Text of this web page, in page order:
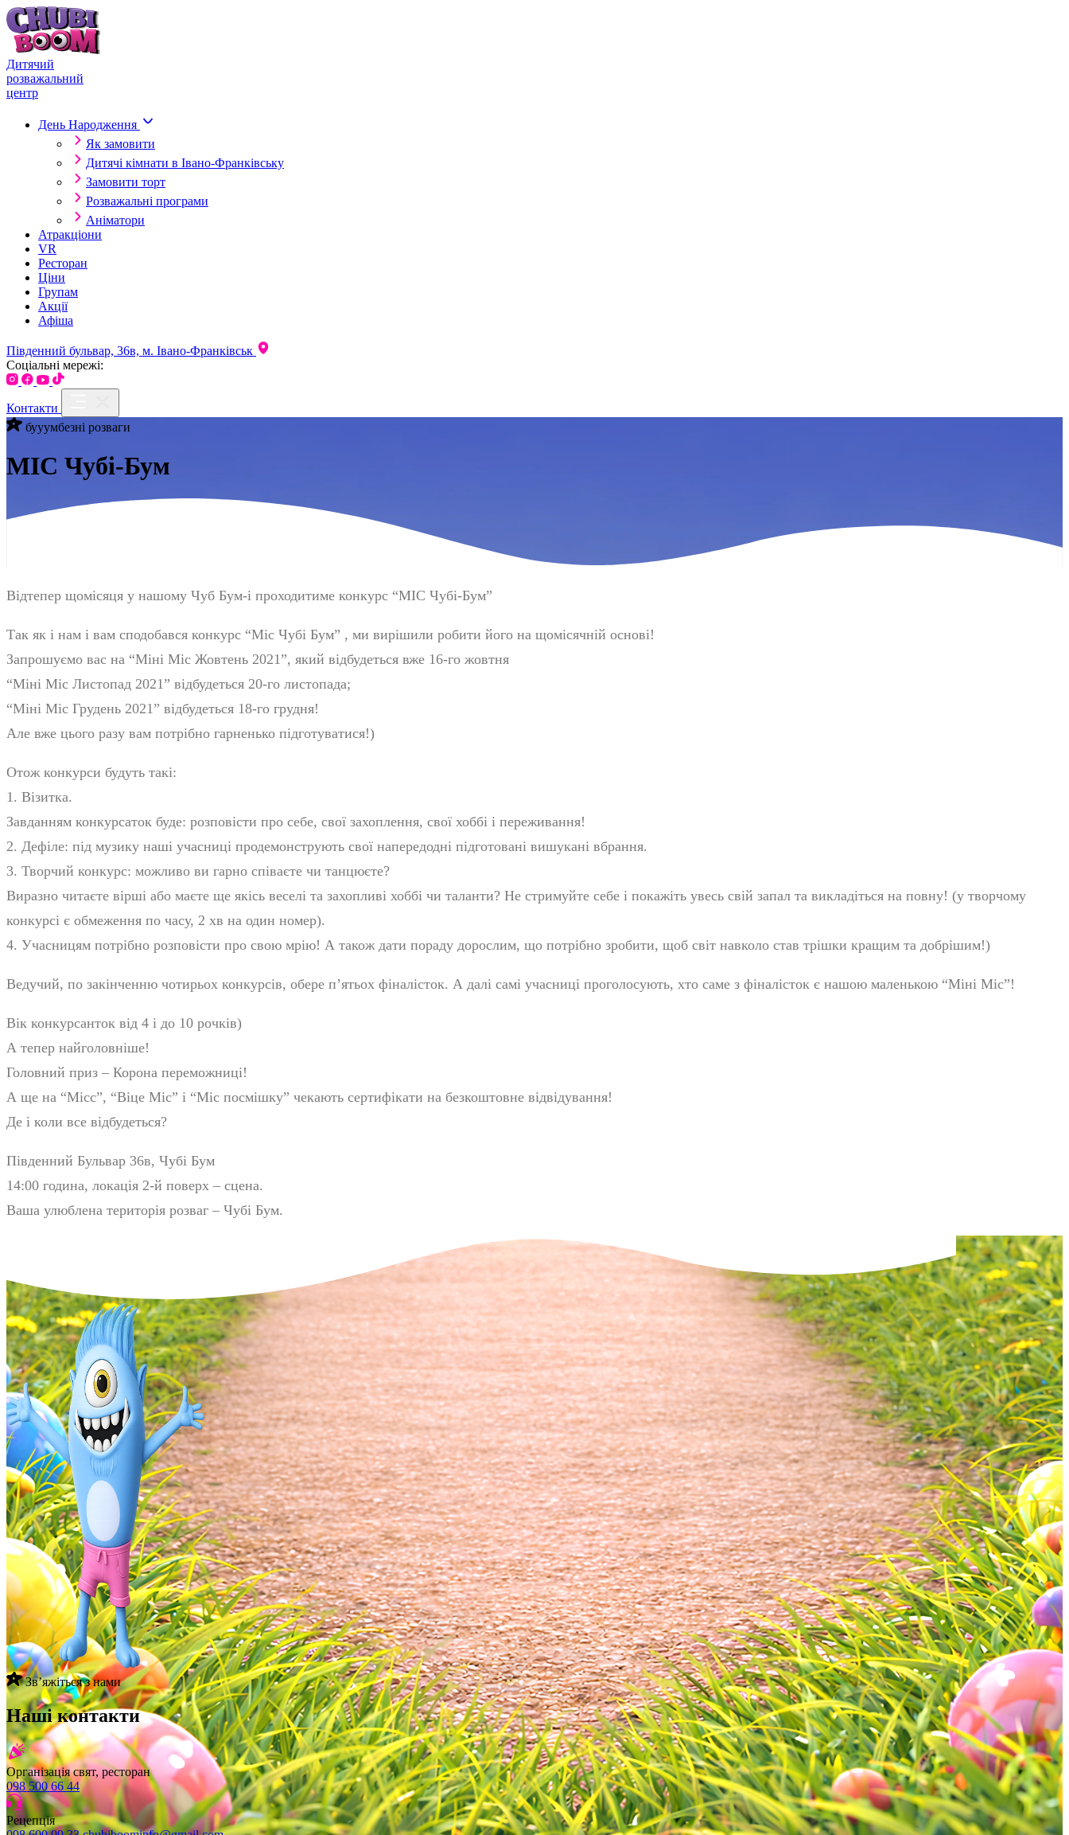
Skip to content
Дитячий
розважальний
центр
День Народження
Як замовити
Дитячі кімнати в Івано-Франківську
Замовити торт
Розважальні програми
Аніматори
Атракціони
VR
Ресторан
Ціни
Групам
Акції
Афіша
Південний бульвар, 36в, м. Івано-Франківськ
Соціальні мережі:
Контакти
бууумбезні розваги
МІС Чубі-Бум
Відтепер щомісяця у нашому Чуб Бум-і проходитиме конкурс “МІС Чубі-Бум”
Так як і нам і вам сподобався конкурс “Міс Чубі Бум” , ми вирішили робити його на щомісячній основі!
Запрошуємо вас на “Міні Міс Жовтень 2021”, який відбудеться вже 16-го жовтня
“Міні Міс Листопад 2021” відбудеться 20-го листопада;
“Міні Міс Грудень 2021” відбудеться 18-го грудня!
Але вже цього разу вам потрібно гарненько підготуватися!)
Отож конкурси будуть такі:
1. Візитка.
Завданням конкурсаток буде: розповісти про себе, свої захоплення, свої хоббі і переживання!
2. Дефіле: під музику наші учасниці продемонструють свої напередодні підготовані вишукані вбрання.
3. Творчий конкурс: можливо ви гарно співаєте чи танцюєте?
Виразно читаєте вірші або маєте ще якісь веселі та захопливі хоббі чи таланти? Не стримуйте себе і покажіть увесь свій запал та викладіться на повну! (у творчому
конкурсі є обмеження по часу, 2 хв на один номер).
4. Учасницям потрібно розповісти про свою мрію! А також дати пораду дорослим, що потрібно зробити, щоб світ навколо став трішки кращим та добрішим!)
Ведучий, по закінченню чотирьох конкурсів, обере п’ятьох фіналісток. А далі самі учасниці проголосують, хто саме з фіналісток є нашою маленькою “Міні Міс”!
Вік конкурсанток від 4 і до 10 рочків)
А тепер найголовніше!
Головний приз – Корона переможниці!
А ще на “Місс”, “Віце Міс” і “Міс посмішку” чекають сертифікати на безкоштовне відвідування!
Де і коли все відбудеться?
Південний Бульвар 36в, Чубі Бум
14:00 година, локація 2-й поверх – сцена.
Ваша улюблена територія розваг – Чубі Бум.
Звʼяжіться з нами
Наші контакти
Організація свят, ресторан
098 500 66 44
Рецепція